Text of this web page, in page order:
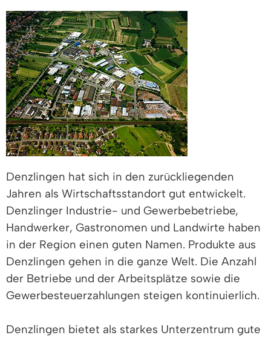
Denzlingen hat sich in den zurückliegenden
Jahren als Wirtschaftsstandort gut entwickelt.
Denzlinger Industrie- und Gewerbebetriebe,
Handwerker, Gastronomen und Landwirte haben
in der Region einen guten Namen. Produkte aus
Denzlingen gehen in die ganze Welt. Die Anzahl
der Betriebe und der Arbeitsplätze sowie die
Gewerbesteuerzahlungen steigen kontinuierlich.
Denzlingen bietet als starkes Unterzentrum gute